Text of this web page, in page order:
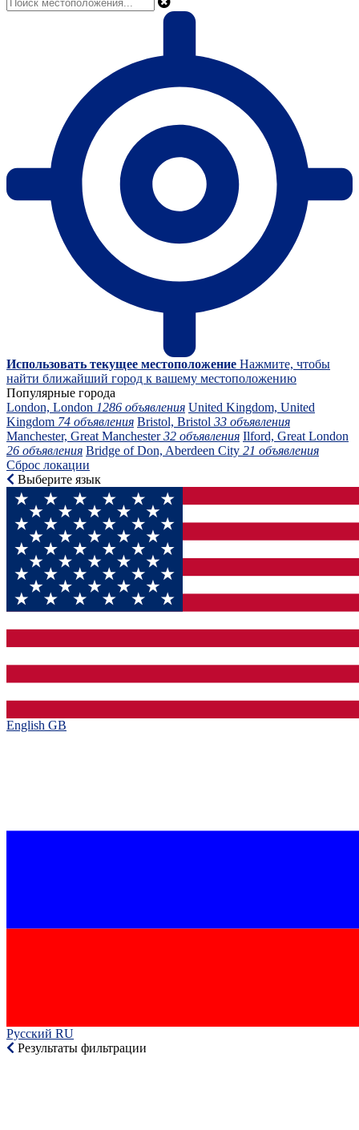
Использовать текущее местоположение Нажмите, чтобы
найти ближайший город к вашему местоположению
Популярные города
London, London 1286 объявления United Kingdom, United
Kingdom 74 объявления Bristol, Bristol 33 объявления
Manchester, Great Manchester32 объявления Ilford, Great London
26 объявления Bridge of Don, Aberdeen City 21 объявления
Сброс локации
Выберите язык
English GB‎
Русский RU‎
Результаты фильтрации